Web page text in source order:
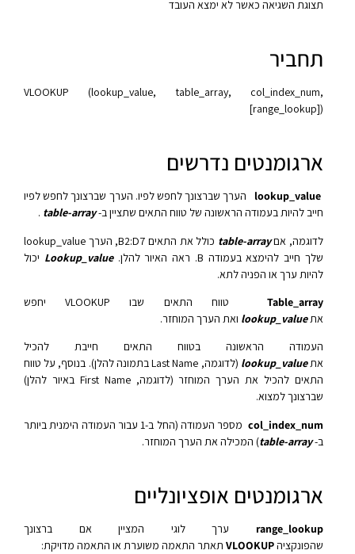
תצוגת השגיאה כאשר לא ימצא העובד
תחביר
VLOOKUP (lookup_value, table_array, col_index_num,
[range_lookup])‎
ארגומנטים נדרשים
lookup_value הערך שברצונך לחפש לפיו. הערך שברצונך לחפש לפיו
חייב להיות בעמודה הראשונה של טווח התאים שתציין ב-table-array
.
לדוגמה, אםtable-array
כולל את התאים B2:D7, הערך lookup_value
שלך חייב להימצא בעמודה B. ראה האיור להלן.
Lookup_value יכול
להיות ערך או הפניה לתא.
Table_array
טווח התאים שבו VLOOKUP יחפש
אתlookup_value ואת הערך המוחזר.
העמודה הראשונה בטווח התאים חייבת להכיל
אתlookup_value
(לדוגמה, Last Name בתמונה להלן). בנוסף, על טווח
התאים להכיל את הערך המוחזר (לדוגמה, First Name באיור להלן)
שברצונך למצוא.
col_index_num
מספר העמודה (החל ב-1 עבור העמודה הימנית ביותר
ב-table-array) המכילה את הערך המוחזר.
ארגומנטים אופציונליים
range_lookup ערך לוגי המציין אם ברצונך
שהפונקציהVLOOKUP תאתר התאמה משוערת או התאמה מדויקת: